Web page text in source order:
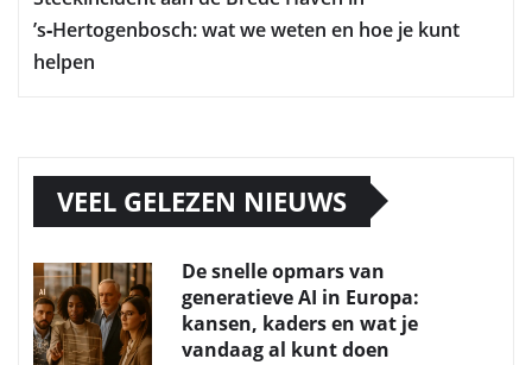
’s‑Hertogenbosch: wat we weten en hoe je kunt
helpen
VEEL GELEZEN NIEUWS
De snelle opmars van
generatieve AI in Europa:
kansen, kaders en wat je
vandaag al kunt doen